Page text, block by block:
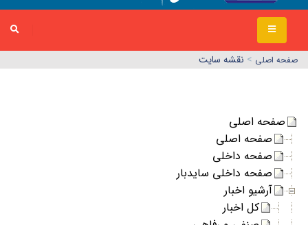
صفحه اصلي > نقشه سایت
صفحه اصلی
صفحه اصلی
صفحه داخلی
صفحه داخلی سایدبار
آرشیو اخبار
کل اخبار